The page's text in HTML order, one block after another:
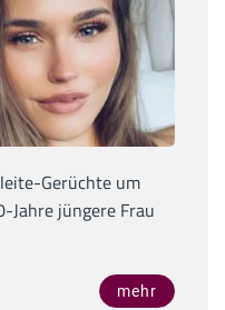
Gerüchte um
Jahre jüngere Frau
mehr